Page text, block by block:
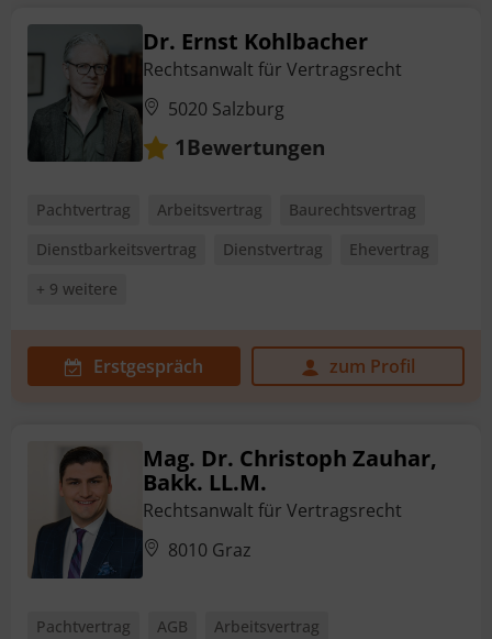
Dr. Ernst Kohlbacher
Rechtsanwalt für Vertragsrecht
5020 Salzburg
1Bewertungen
Pachtvertrag Arbeitsvertrag
Baurechtsvertrag
Dienstbarkeitsvertrag
Dienstvertrag
Ehevertrag
+ 9 weitere
Erstgespräch zum Profil
Mag. Dr. Christoph Zauhar,
Bakk. LL.M.
Rechtsanwalt für Vertragsrecht
8010 Graz
Pachtvertrag AGB
Arbeitsvertrag